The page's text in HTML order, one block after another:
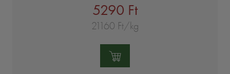
5290 Ft
21160 Ft/kg
Mennyiség: